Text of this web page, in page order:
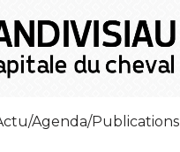
Agenda/Publications